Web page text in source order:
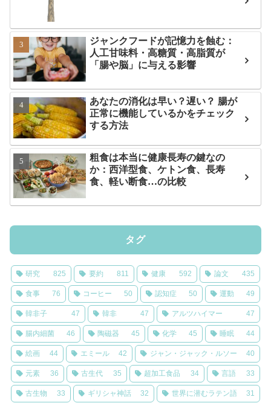
ジャンクフードが記憶力を蝕む：
人工甘味料・高糖質・高脂質が
「腸や脳」に与える影響
あなたの消化は早い？遅い？ 腸が
正常に機能しているかをチェック
する方法
粗食は本当に健康長寿の鍵なの
か：西洋型食、ケトン食、長寿
食、軽い断食…の比較
タグ
研究 825 要約 811 健康 592 論文 435
食事 76 コーヒー 50 認知症 50 運動 49
韓非子 47 韓非 47 アルツハイマー 47
腸内細菌 46 陶磁器 45 化学 45 睡眠 44
絵画 44 エミール 42 ジャン・ジャック・ルソー 40
元素 36 古生代 35 超加工食品 34 言語 33
古生物 33 ギリシャ神話 32 世界に潜むラテン語 31